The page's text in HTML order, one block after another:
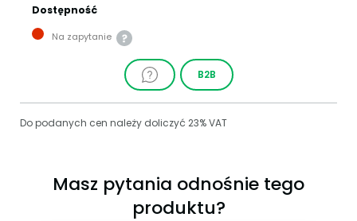
Dostępność
Na zapytanie
B2B
Do podanych cen należy doliczyć 23% VAT
Masz pytania odnośnie tego
produktu?